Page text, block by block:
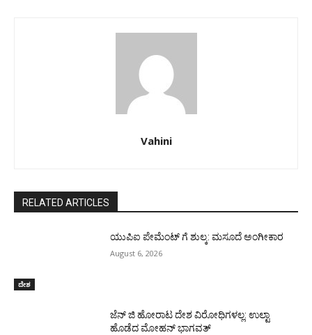
Vahini
RELATED ARTICLES
ದೇಶ
ಯುಪಿಐ ಪೇಮೆಂಟ್ ಗೆ ಶುಲ್ಕ: ಮಸೂದೆ ಅಂಗೀಕಾರ
August 6, 2026
ಜೆನ್ ಜಿ ಹೋರಾಟ ದೇಶ ವಿರೋಧಿಗಳಲ್ಲ: ಉಲ್ಟಾ
ಹೊಡೆದ ಮೋಹನ್ ಭಾಗವತ್